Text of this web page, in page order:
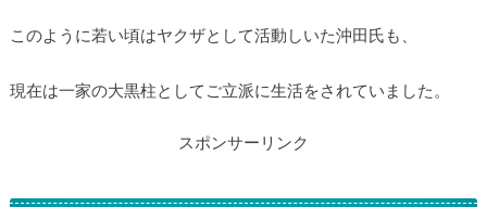
このように若い頃はヤクザとして活動しいた沖田氏も、
現在は一家の大黒柱としてご立派に生活をされていました。
スポンサーリンク